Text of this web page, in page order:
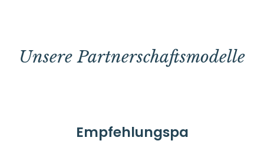
Unsere Partnerschaftsmodelle
Empfehlungspa